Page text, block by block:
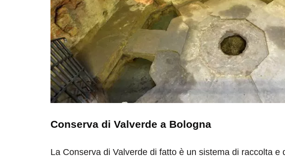
Conserva di Valverde a Bologna
La Conserva di Valverde di fatto è un sistema di raccolta e